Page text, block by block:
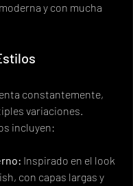
y con mucha
constantemente,
variaciones.
incluyen:
Inspirado en el look
con capas largas y